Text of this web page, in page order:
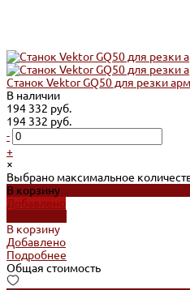
Станок Vektor GQ50 для резки
В наличии
194 332 руб.
194 332 руб.
-
+
×
Выбрано максимальное
В корзину
Добавлено
В корзину
Добавлено
Подробнее
Общая стоимость